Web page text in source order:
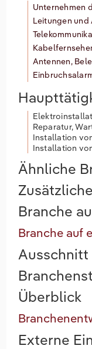
Unternehmen
Leitungen
Antennen,
Reparatur,
Installation
Installation
Ähnliche
Branche
Branche auf
Überblick
Externe